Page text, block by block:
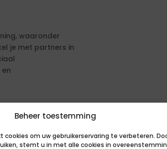
Beheer toestemming
cookies om uw gebruikerservaring te verbeteren.
stemt u in met alle cookies in
waaronder
je met partners in
waarin iedereen
waarmaken.
om
we